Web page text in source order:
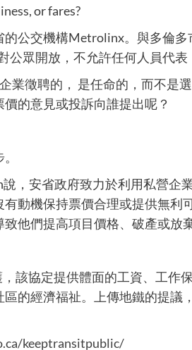
or fares?
的公交機構Metrolinx。與多倫
眾開放，不允許任何人員代表
業徵聘的， 是任命的，而不是
的意見或投訴向誰提出呢？
，安省政府致力於利用私營企
動機保持票價合理或提供無利
他們提高項目價格、破產或放
該協定提供體面的工資、工作
的經濟福祉。上傳地鐵的提議
keeptransitpublic/